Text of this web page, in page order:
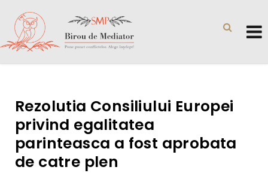
Rezolutia Consiliului Europei
privind egalitatea
parinteasca a fost aprobata
de catre plen